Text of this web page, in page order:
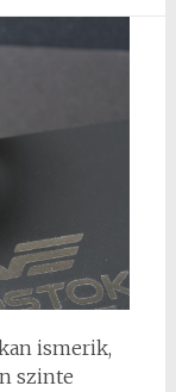
ismerik,
szinte